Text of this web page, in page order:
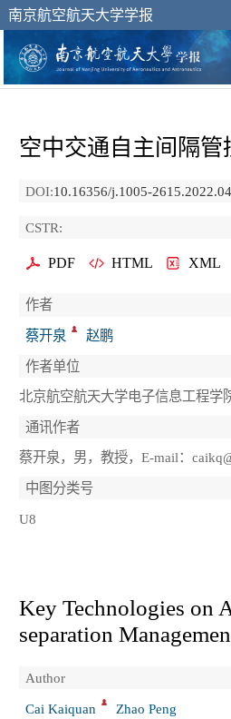
南京航空航天大学学报
空中交通自主间隔管
DOI:10.16356/j.1005-
CSTR:
PDF HTML XML
作者
蔡开泉
赵鹏
作者单位
北京航空航天大学电子信息工程学
通讯作者
蔡开泉，男，教授，E-mail：
中图分类号
U8
Key Technologies on
separation
Author
Cai Kaiquan
Zhao Peng